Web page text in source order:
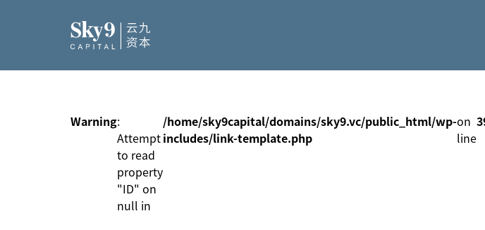
Warning:
Attempt
to read
property
"ID" on
null in
/home/sky9capital/domains/sky9.vc/public_html/wp-
includes/link-template.php
on
line